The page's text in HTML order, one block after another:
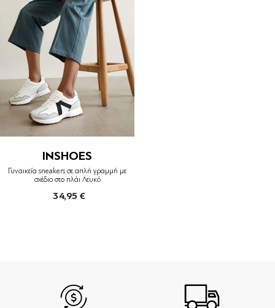
INSHOES
Γυναικεία sneakers σε απλή γραμμή με
σχέδιο στο πλάι Λευκό
34,95 €